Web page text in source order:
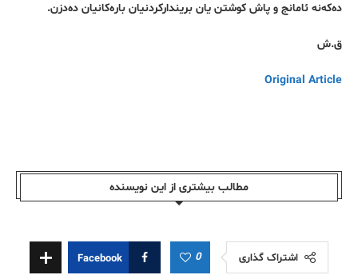
دەکەنە ئامانج و پاش کوشتن یان بریندارکردنیان بارەکانیان دەدزن.
ق.ش
Original Article
مطالب بیشتری از این نویسندە
اشتراک گذاری 0
Facebook